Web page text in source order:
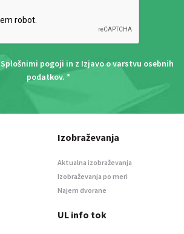
Splošnimi pogoji in z Izjavo o varstvu osebnih
podatkov. *
Izobraževanja
Aktualna izobraževanja
Izobraževanja po meri
Najem dvorane
UL info tok